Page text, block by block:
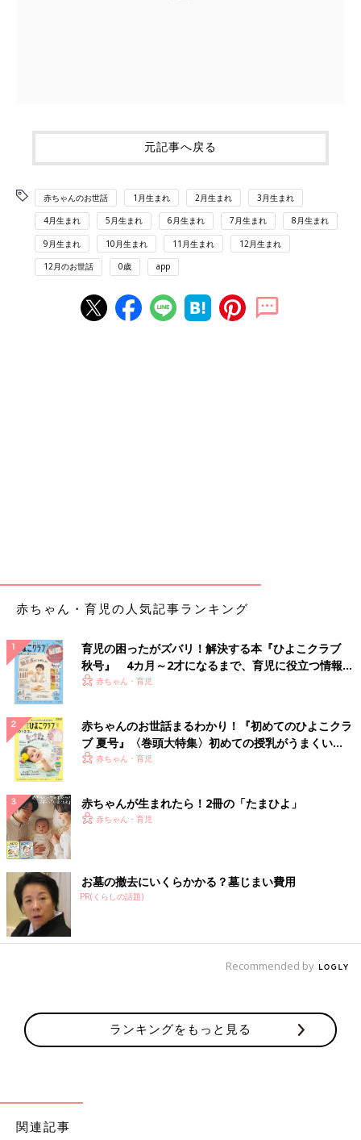
元記事へ戻る
赤ちゃんのお世話 1月生まれ 2月生まれ 3月生まれ
4月生まれ 5月生まれ 6月生まれ 7月生まれ 8月生まれ
9月生まれ 10月生まれ 11月生まれ 12月生まれ
12月のお世話 0歳 app
赤ちゃん・育児の人気記事ランキング
育児の困ったがズバリ！解決する本『ひよこクラブ
秋号』 4カ月～2才になるまで、育児に役立つ情報が
いっぱい！
赤ちゃん・育児
赤ちゃんのお世話まるわかり！『初めてのひよこクラ
ブ 夏号』〈巻頭大特集〉初めての授乳がうまくい
く！ おっぱい・ミルクの基本と夏のトラブル 解決テ
赤ちゃん・育児
赤ちゃんが生まれたら！2冊の「たまひよ」
赤ちゃん・育児
お墓の撤去にいくらかかる？墓じまい費用
PR(くらしの話題)
Recommended by
ランキングをもっと見る
関連記事